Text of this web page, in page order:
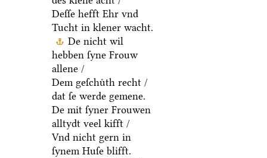
Deſſe hefft Ehr vnd
Tucht in klener wacht.
De nicht wil
hebben ſyne Frouw
allene /
Dem geſchuͤth recht /
dat ſe werde gemene.
De mit ſyner Frouwen
alltydt veel kifft /
Vnd nicht gern in
ſynem Huſe blifft.